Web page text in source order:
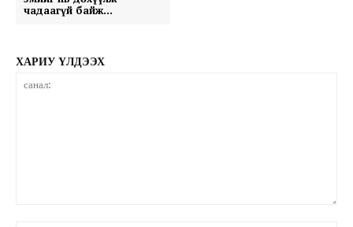
чадаагүй байж…
ХАРИУ ҮЛДЭЭХ